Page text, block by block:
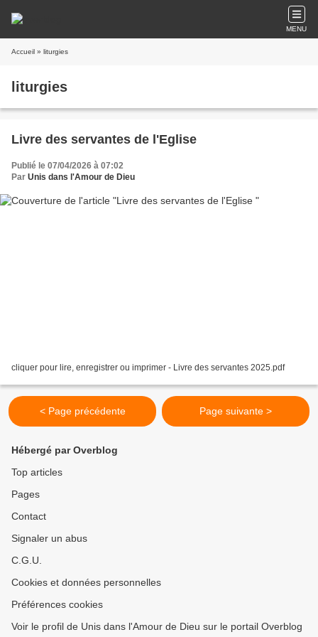
MENU
Accueil » liturgies
liturgies
Livre des servantes de l'Eglise
Publié le 07/04/2026 à 07:02
Par Unis dans l'Amour de Dieu
cliquer pour lire, enregistrer ou imprimer - Livre des servantes 2025.pdf
< Page précédente Page suivante >
Hébergé par Overblog
Top articles
Pages
Contact
Signaler un abus
C.G.U.
Cookies et données personnelles
Préférences cookies
Voir le profil de Unis dans l'Amour de Dieu sur le portail Overblog